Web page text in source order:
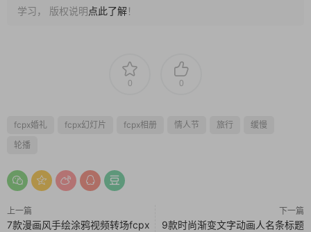
学习， 版权说明点此了解！
0 0
fcpx婚礼 fcpx幻灯片 fcpx相册 情人节 旅行
缓慢
轮播
上一篇
7款漫画风手绘涂鸦视频转场fcpx
下一篇
9款时尚渐变文字动画人名条标题